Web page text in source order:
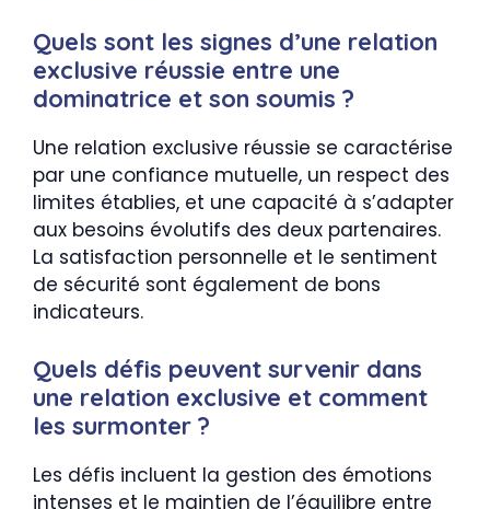
Quels sont les signes d’une relation
exclusive réussie entre une
dominatrice et son soumis ?
Une relation exclusive réussie se caractérise
par une confiance mutuelle, un respect des
limites établies, et une capacité à s’adapter
aux besoins évolutifs des deux partenaires.
La satisfaction personnelle et le sentiment
de sécurité sont également de bons
indicateurs.
Quels défis peuvent survenir dans
une relation exclusive et comment
les surmonter ?
Les défis incluent la gestion des émotions
intenses et le maintien de l’équilibre entre